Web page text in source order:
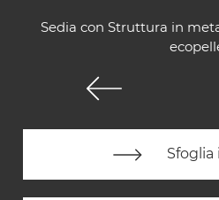
Sedia con Struttura in
Sfoglia